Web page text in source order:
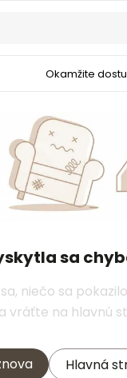
Okamžite
sa
niečo sa
vráťte na hlavnú
Hlavná